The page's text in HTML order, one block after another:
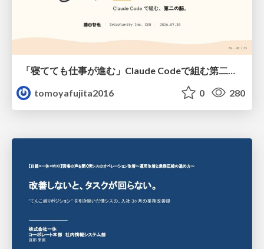
tomoyafujita2016
0 280